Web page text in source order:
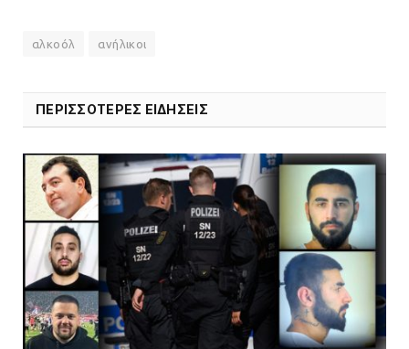
αλκοόλ ανήλικοι
ΠΕΡΙΣΣΟΤΕΡΕΣ ΕΙΔΗΣΕΙΣ